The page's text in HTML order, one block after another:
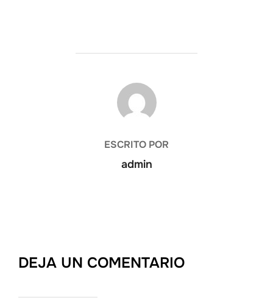
AUTOR DE LA PUBLICACIÓN
ESCRITO POR
admin
DEJA UN COMENTARIO